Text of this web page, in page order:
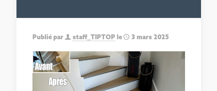
Publié par staff_TIPTOP le 3 mars 2025